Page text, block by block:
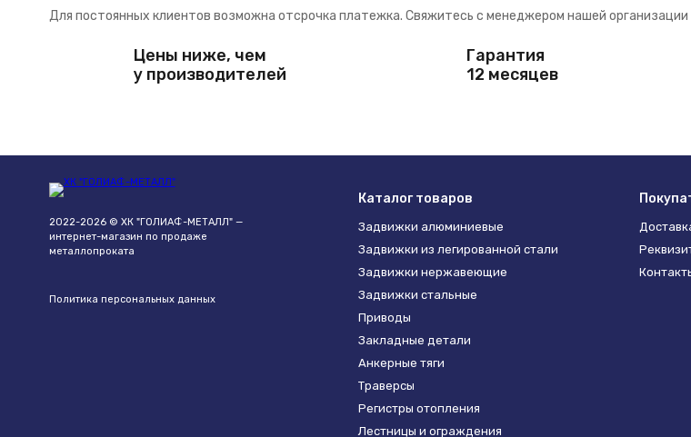
Для постоянных клиентов возможна отсрочка платежка. Свяжитесь с менеджером нашей организации
Цены ниже, чем
у производителей
Гарантия
12 месяцев
2022-2026 © ХК "ГОЛИАФ-МЕТАЛЛ" —
интернет-магазин по продаже
металлопроката
Политика персональных данных
Каталог товаров
Задвижки алюминиевые
Задвижки из легированной стали
Задвижки нержавеющие
Задвижки стальные
Приводы
Закладные детали
Анкерные тяги
Траверсы
Регистры отопления
Лестницы и ограждения